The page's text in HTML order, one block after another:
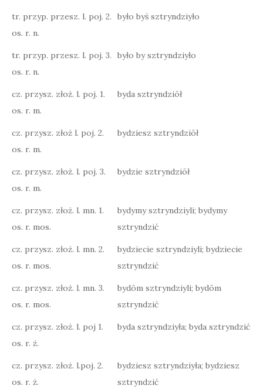
tr. przyp. przesz. l. poj. 2.
os. r. n.
było byś sztryndziyło
tr. przyp. przesz. l. poj. 3.
os. r. n.
było by sztryndziyło
cz. przysz. złoż. l. poj. 1.
os. r. m.
byda sztryndziōł
cz. przysz. złoż l. poj. 2.
os. r. m.
bydziesz sztryndziōł
cz. przysz. złoż. l. poj. 3.
os. r. m.
bydzie sztryndziōł
cz. przysz. złoż. l. mn. 1.
os. r. mos.
bydymy sztryndziyli; bydymy
sztryndzić
cz. przysz. złoż. l. mn. 2.
os. r. mos.
bydziecie sztryndziyli; bydziecie
sztryndzić
cz. przysz. złoż. l. mn. 3.
os. r. mos.
bydōm sztryndziyli; bydōm
sztryndzić
cz. przysz. złoż. l. poj 1.
os. r. ż.
byda sztryndziyła; byda sztryndzić
cz. przysz. złoż. l.poj. 2.
os. r. ż.
bydziesz sztryndziyła; bydziesz
sztryndzić